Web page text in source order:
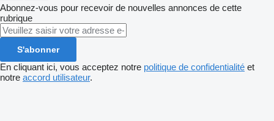
Abonnez-vous pour recevoir de nouvelles annonces de cette
rubrique
S'abonner
En cliquant ici, vous acceptez notre politique de confidentialité et
notre accord utilisateur.